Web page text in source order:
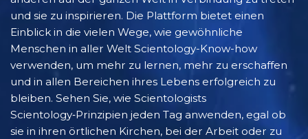
und sie zu inspirieren. Die Plattform bietet einen
Einblick in die vielen Wege, wie gewöhnliche
Menschen in aller Welt Scientology-Know-how
verwenden, um mehr zu lernen, mehr zu erschaffen
und in allen Bereichen ihres Lebens erfolgreich zu
bleiben. Sehen Sie, wie Scientologists
Scientology‑Prinzipien jeden Tag anwenden, egal ob
sie in ihren örtlichen Kirchen, bei der Arbeit oder zu